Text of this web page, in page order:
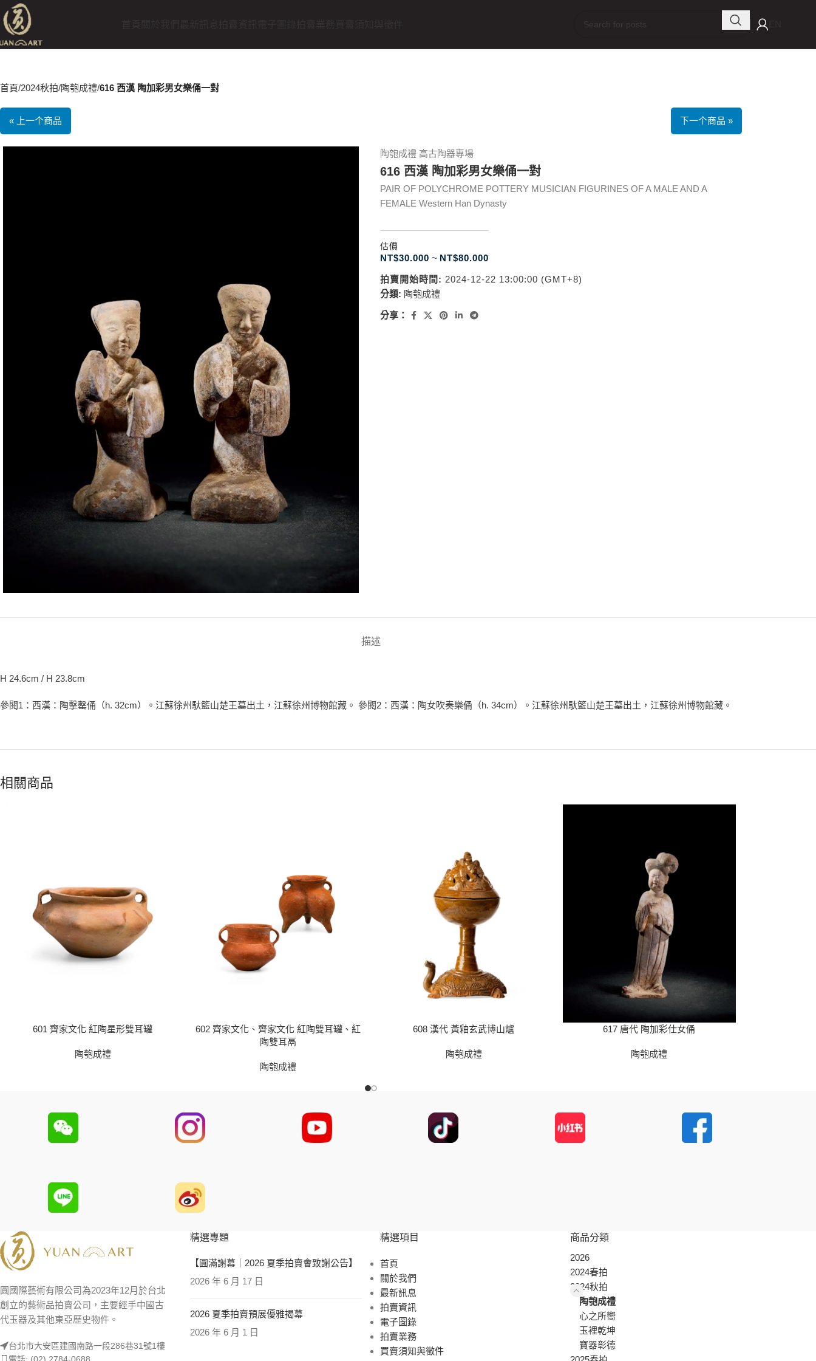
首頁 2024秋拍 陶匏成禮 616 西漢 陶加彩男女樂俑一對
« 上一个商品 下一个商品 »
陶匏成禮 高古陶器專場
616 西漢 陶加彩男女樂俑一對
PAIR OF POLYCHROME POTTERY MUSICIAN FIGURINES OF A MALE AND A
FEMALE Western Han Dynasty
估價
NT$30.000 ~ NT$80.000
拍賣開始時間: 2024-12-22 13:00:00 (GMT+8)
分類: 陶匏成禮
分享：
描述
H 24.6cm / H 23.8cm
參閱1：西漢：陶擊罄俑（h. 32cm）。江蘇徐州馱籃山楚王墓出土，江蘇徐州博物館藏。 參閱2：西漢：陶女吹奏樂俑（h. 34cm）。江蘇徐州馱籃山楚王墓出土，江蘇徐州博物館藏。
相關商品
601 齊家文化 紅陶星形雙耳罐
陶匏成禮
602 齊家文化、齊家文化 紅陶雙耳罐、紅
陶雙耳鬲
陶匏成禮
608 漢代 黃釉玄武博山爐
陶匏成禮
617 唐代 陶加彩仕女俑
陶匏成禮
圓國際藝術有限公司為2023年12月於台北
創立的藝術品拍賣公司，主要經手中國古
代玉器及其他東亞歷史物件。
台北市大安區建國南路一段286巷31號1樓
電話: (02) 2784-0688
精選專題
【圓滿謝幕｜2026 夏季拍賣會致謝公告】
2026 年 6 月 17 日
2026 夏季拍賣預展優雅揭幕
2026 年 6 月 1 日
精選項目
首頁
關於我們
最新訊息
拍賣資訊
電子圖錄
拍賣業務
買賣須知與徵件
商品分類
2026
2024春拍
2024秋拍
陶匏成禮
心之所嚮
玉裡乾坤
寶器彰德